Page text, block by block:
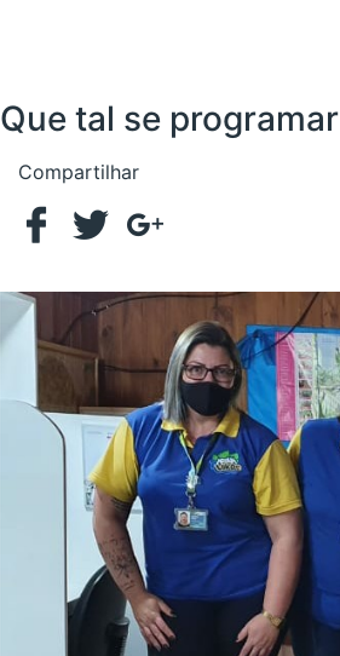
Que tal se
Compartilhar